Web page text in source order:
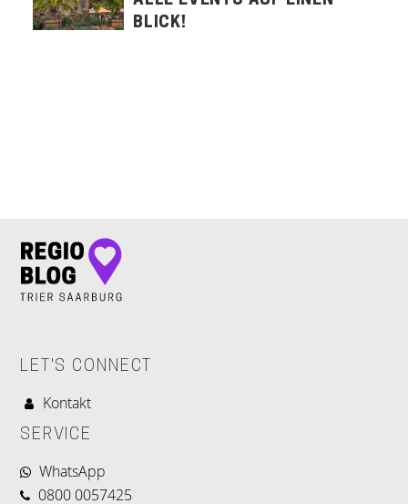
BLICK!
LET'S CONNECT
Kontakt
SERVICE
WhatsApp
0800 0057425